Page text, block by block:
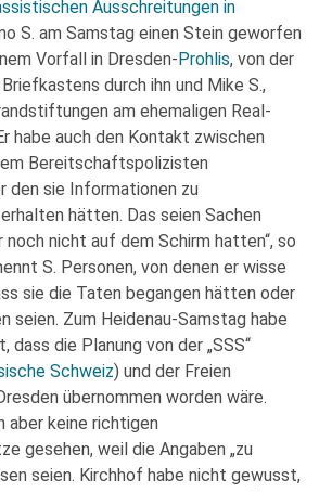
Ausschreitungen in
S. am Samstag einen Stein geworfen
Vorfall in Dresden-Prohlis, von der
durch ihn und Mike S.,
am ehemaligen Real-
habe auch den Kontakt zwischen
Bereitschaftspolizisten
den sie Informationen zu
hätten. Das seien Sachen
noch nicht auf dem Schirm hatten“, so
S. Personen, von denen er wisse
sie die Taten begangen hätten oder
seien. Zum Heidenau-Samstag habe
die Planung von der „SSS“
Schweiz) und der Freien
übernommen worden wäre.
aber keine richtigen
gesehen, weil die Angaben „zu
seien. Kirchhof habe nicht gewusst,